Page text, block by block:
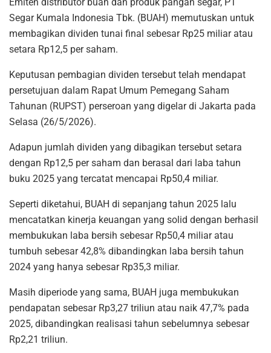
Segar Kumala Indonesia Tbk. (BUAH) memutuskan untuk
membagikan dividen tunai final sebesar Rp25 miliar atau
setara Rp12,5 per saham.
Keputusan pembagian dividen tersebut telah mendapat
persetujuan dalam Rapat Umum Pemegang Saham
Tahunan (RUPST) perseroan yang digelar di Jakarta pada
Selasa (26/5/2026).
Adapun jumlah dividen yang dibagikan tersebut setara
dengan Rp12,5 per saham dan berasal dari laba tahun
buku 2025 yang tercatat mencapai Rp50,4 miliar.
Seperti diketahui, BUAH di sepanjang tahun 2025 lalu
mencatatkan kinerja keuangan yang solid dengan berhasil
membukukan laba bersih sebesar Rp50,4 miliar atau
tumbuh sebesar 42,8% dibandingkan laba bersih tahun
2024 yang hanya sebesar Rp35,3 miliar.
Masih diperiode yang sama, BUAH juga membukukan
pendapatan sebesar Rp3,27 triliun atau naik 47,7% pada
2025, dibandingkan realisasi tahun sebelumnya sebesar
Rp2,21 triliun.